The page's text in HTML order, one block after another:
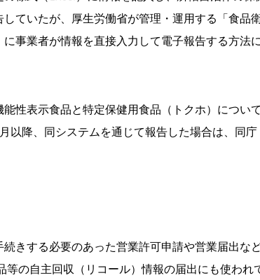
ていたが、厚生労働省が管理・運用する「食品
事業者が情報を直接入力して電子報告する方法
性表示食品と特定保健用食品（トクホ）について
以降、同システムを通じて報告した場合は、同庁
きする必要のあった営業許可申請や営業届出な
の自主回収（リコール）情報の届出にも使われ